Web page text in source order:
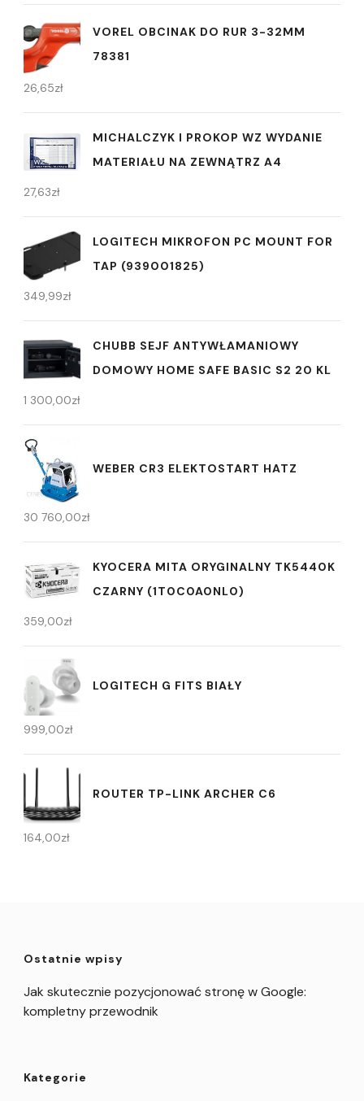
VOREL OBCINAK DO RUR 3-32MM
78381
26,65zł
MICHALCZYK I PROKOP WZ WYDANIE
MATERIAŁU NA ZEWNĄTRZ A4
27,63zł
LOGITECH MIKROFON PC MOUNT FOR
TAP (939001825)
349,99zł
CHUBB SEJF ANTYWŁAMANIOWY
DOMOWY HOME SAFE BASIC S2 20 KL
1 300,00zł
WEBER CR3 ELEKTOSTART HATZ
30 760,00zł
KYOCERA MITA ORYGINALNY TK5440K
CZARNY (1T0C0A0NL0)
359,00zł
LOGITECH G FITS BIAŁY
999,00zł
ROUTER TP-LINK ARCHER C6
164,00zł
Ostatnie wpisy
Jak skutecznie pozycjonować stronę w Google:
kompletny przewodnik
Kategorie